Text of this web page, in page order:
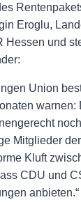
Eroglu,
Hessen und
Union
warnen:
Mitglieder
Kluft
CDU und
anbieten.“